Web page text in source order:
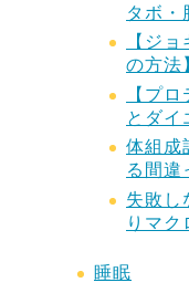
タボ・
【ジ
の方法
【プ
とダイ
体組成
る間違
失敗し
りマク
睡眠